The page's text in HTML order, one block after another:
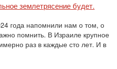
землетрясение будет.
года напомнили нам о том, о
помнить. В Израиле крупное
раз в каждые сто лет. И в